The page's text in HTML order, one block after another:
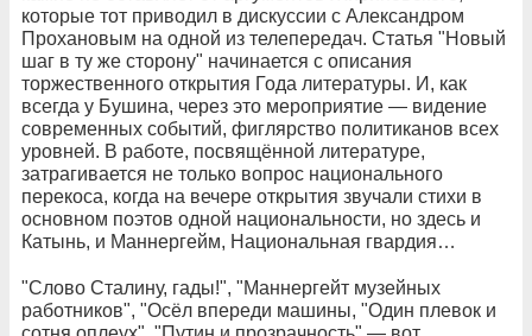
которые тот приводил в дискуссии с Александром
Прохановым на одной из телепередач. Статья "Новый
шаг в ту же сторону" начинается с описания
торжественного открытия Года литературы. И, как
всегда у Бушина, через это мероприятие — видение
современных событий, фиглярство политиканов всех
уровней. В работе, посвящённой литературе,
затрагивается не только вопрос национального
перекоса, когда на вечере открытия звучали стихи в
основном поэтов одной национальности, но здесь и
Катынь, и Маннергейм, Национальная гвардия…
"Слово Сталину, гады!", "Маннергейт музейных
работников", "Осёл впереди машины, "Один плевок и